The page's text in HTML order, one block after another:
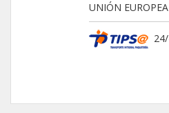
UNIÓN EUROPEA